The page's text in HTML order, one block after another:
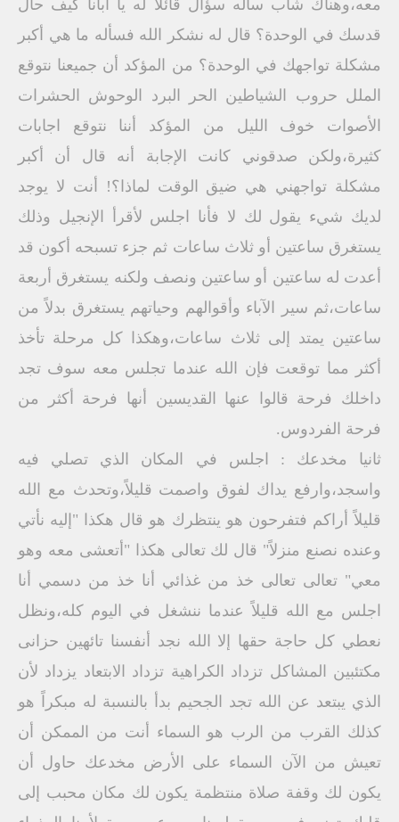
معه،وهناك شاب سأله سؤال قائلاً له يا أبانا كيف حال
قدسك في الوحدة؟ قال له نشكر الله فسأله ما هي أكبر
مشكلة تواجهك في الوحدة؟ من المؤكد أن جميعنا نتوقع
الملل حروب الشياطين الحر البرد الوحوش الحشرات
الأصوات خوف الليل من المؤكد أننا نتوقع اجابات
كثيرة،ولكن صدقوني كانت الإجابة أنه قال أن أكبر
مشكلة تواجهني هي ضيق الوقت لماذا؟! أنت لا يوجد
لديك شيء يقول لك لا فأنا اجلس لأقرأ الإنجيل وذلك
يستغرق ساعتين أو ثلاث ساعات ثم جزء تسبحه أكون قد
أعدت له ساعتين أو ساعتين ونصف ولكنه يستغرق أربعة
ساعات،ثم سير الآباء وأقوالهم وحياتهم يستغرق بدلاً من
ساعتين يمتد إلى ثلاث ساعات،وهكذا كل مرحلة تأخذ
أكثر مما توقعت فإن الله عندما تجلس معه سوف تجد
داخلك فرحة قالوا عنها القديسين أنها فرحة أكثر من
فرحة الفردوس.
ثانيا مخدعك : اجلس في المكان الذي تصلي فيه
واسجد،وارفع يداك لفوق واصمت قليلاً،وتحدث مع الله
قليلاً أراكم فتفرحون هو ينتظرك هو قال هكذا "إليه نأتي
وعنده نصنع منزلاً" قال لك تعالى هكذا "أتعشى معه وهو
معي" تعالى تعالى خذ من غذائي أنا خذ من دسمي أنا
اجلس مع الله قليلاً عندما ننشغل في اليوم كله،ونظل
نعطي كل حاجة حقها إلا الله نجد أنفسنا تائهين حزانى
مكتئبين المشاكل تزداد الكراهية تزداد الابتعاد يزداد لأن
الذي يبتعد عن الله تجد الجحيم بدأ بالنسبة له مبكراً هو
كذلك القرب من الرب هو السماء أنت من الممكن أن
تعيش من الآن السماء على الأرض مخدعك حاول أن
يكون لك وقفة صلاة منتظمة يكون لك مكان محبب إلى